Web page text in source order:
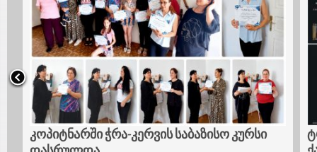
კოპიტნარში ჭრა-კერვის საბაზისო კურსი